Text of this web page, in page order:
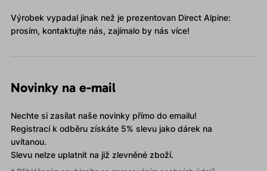
Výrobek vypadal jinak než je prezentovan Direct Alpine:
prosím, kontaktujte nás, zajímalo by nás více!
Novinky na e-mail
Nechte si zasílat naše novinky přímo do emailu!
Registrací k odběru získáte 5% slevu jako dárek na
uvítanou.
Slevu nelze uplatnitna již zlevněné zboží.